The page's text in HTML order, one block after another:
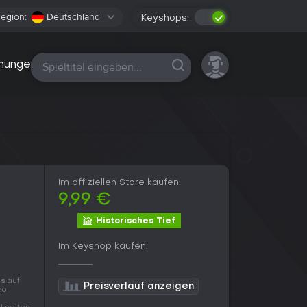
Deutschland Keyshops:
Alle Plattformen
auf
Im offiziellen Store kaufen:
9,99 €
Historisches Tief
Im Keyshop kaufen:
Preisverlauf anzeigen